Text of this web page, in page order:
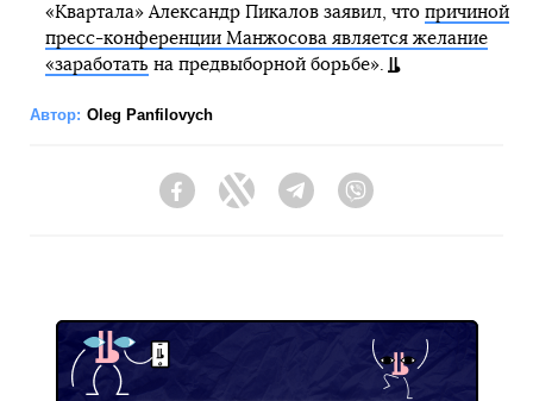
«Квартала» Александр Пикалов заявил, что причиной
пресс-конференции Манжосова является желание
«заработать на предвыборной борьбе».
Автор: Oleg Panfilovych
FacebookTwitter Telegram